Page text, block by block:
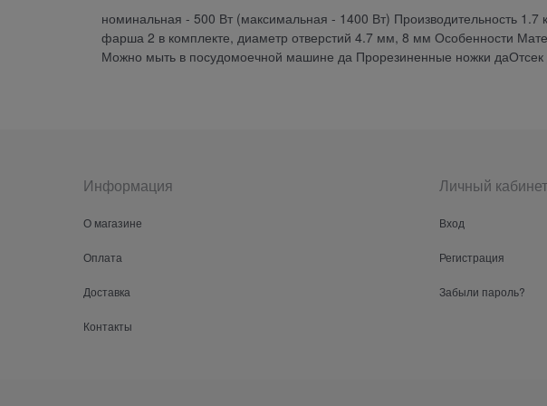
номинальная - 500 Вт (максимальная - 1400 Вт) Производительность
фарша 2 в комплекте, диаметр отверстий 4.7 мм, 8 мм Особенности
Можно мыть в посудомоечной машине да Прорезиненные ножки даОтсек
Информация
О магазине
Оплата
Доставка
Контакты
Личный кабинет
Вход
Регистрация
Забыли пароль?